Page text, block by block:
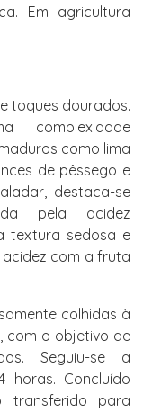
Em agricultura
toques dourados.
complexidade
como lima
de pêssego e
destaca-se
pela acidez
textura sedosa e
com a fruta
colhidas à
com o objetivo de
Seguiu-se a
horas. Concluído
para